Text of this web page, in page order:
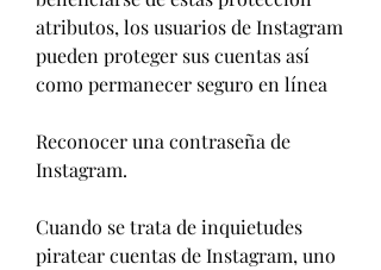
atributos, los usuarios de Instagram
pueden proteger sus cuentas así
como permanecer seguro en línea
Reconocer una contraseña de
Instagram.
Cuando se trata de inquietudes
piratear cuentas de Instagram, uno